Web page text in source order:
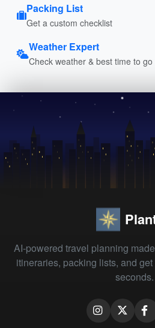
Packing List
Get a custom checklist
Weather Expert
Check weather & best time to go
AI-powered travel planning
itineraries, packing lists, and
seconds.